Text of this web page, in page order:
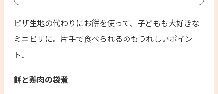
ピザ生地の代わりにお餅を使って、子どもも大好きな
ミニピザに。片手で食べられるのもうれしいポイン
ト。
餅と鶏肉の袋煮